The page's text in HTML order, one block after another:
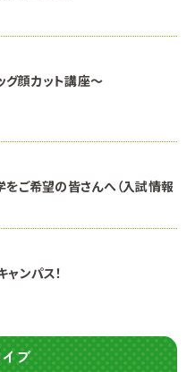
グ顔カット講座～
ご希望の皆さんへ（入試情報
ンパス！
ブ